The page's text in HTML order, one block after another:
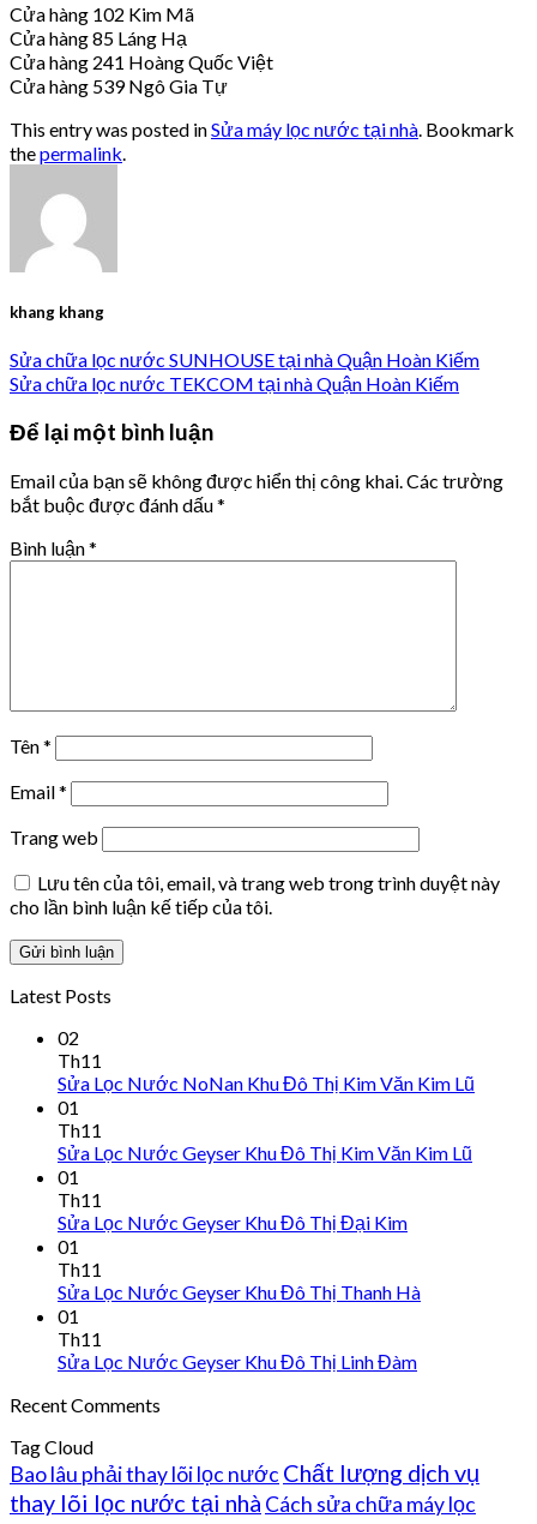
Cửa hàng 102 Kim Mã
Cửa hàng 85 Láng Hạ
Cửa hàng 241 Hoàng Quốc Việt
Cửa hàng 539 Ngô Gia Tự
This entry was posted inSửa máy lọc nước tại nhà . Bookmark
thepermalink
khang khang
Sửa chữa lọc nước SUNHOUSE tại nhà Quận Hoàn Kiếm
Sửa chữa lọc nước TEKCOM tại nhà Quận Hoàn Kiếm
Để lại một bình luận
Email của bạn sẽ không được hiển thị công khai. Các trường
bắt buộc được đánh dấu*
Bình luận*
Tên*
Email*
Trang web
Lưu tên của tôi, email, và trang web trong trình duyệt này
cho lần bình luận kế tiếp của tôi.
Latest Posts
02
Th11
Sửa Lọc Nước NoNan Khu Đô Thị Kim Văn Kim Lũ
01
Th11
Sửa Lọc Nước Geyser Khu Đô Thị Kim Văn Kim Lũ
01
Th11
Sửa Lọc Nước Geyser Khu Đô Thị Đại Kim
01
Th11
Sửa Lọc Nước Geyser Khu Đô Thị Thanh Hà
01
Th11
Sửa Lọc Nước Geyser Khu Đô Thị Linh Đàm
Recent Comments
Tag Cloud
Bao lâu phải thay lõi lọc nước Chất lượng dịch vụ
thay lõi lọc nước tại nhà Cách sửa chữa máy lọc